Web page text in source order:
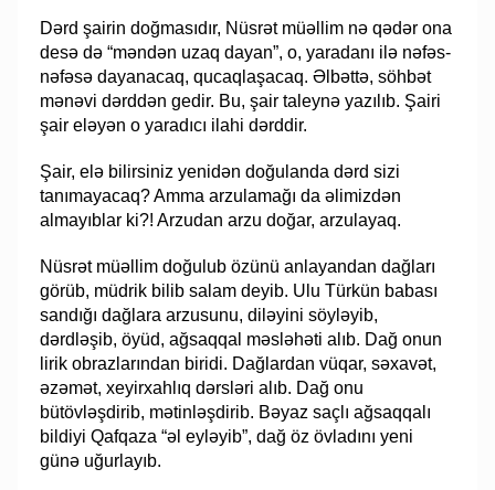
Dərd şairin doğmasıdır, Nüsrət müəllim nə qədər ona
desə də “məndən uzaq dayan”, o, yaradanı ilə nəfəs-
nəfəsə dayanacaq, qucaqlaşacaq. Əlbəttə, söhbət
mənəvi dərddən gedir. Bu, şair taleynə yazılıb. Şairi
şair eləyən o yaradıcı ilahi dərddir.
Şair, elə bilirsiniz yenidən doğulanda dərd sizi
tanımayacaq? Amma arzulamağı da əlimizdən
almayıblar ki?! Arzudan arzu doğar, arzulayaq.
Nüsrət müəllim doğulub özünü anlayandan dağları
görüb, müdrik bilib salam deyib. Ulu Türkün babası
sandığı dağlara arzusunu, diləyini söyləyib,
dərdləşib, öyüd, ağsaqqal məsləhəti alıb. Dağ onun
lirik obrazlarından biridi. Dağlardan vüqar, səxavət,
əzəmət, xeyirxahlıq dərsləri alıb. Dağ onu
bütövləşdirib, mətinləşdirib. Bəyaz saçlı ağsaqqalı
bildiyi Qafqaza “əl eyləyib”, dağ öz övladını yeni
günə uğurlayıb.